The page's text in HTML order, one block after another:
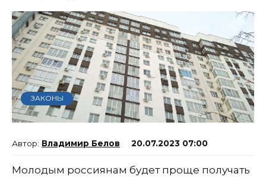
ЗАКОНЫ
Владимир Белов 20.07.2023 07:00
Молодым россиянам будет проще получать